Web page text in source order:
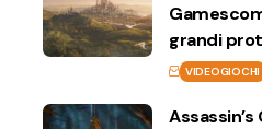
grandi
VIDEOGIOCHI